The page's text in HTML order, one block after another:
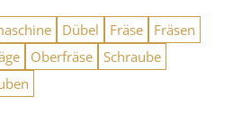
Dübel Fräse
Fräsen
Oberfräse Schraube